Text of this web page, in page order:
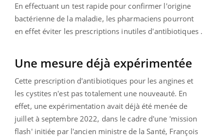
En effectuant un test rapide pour confirmer l'origine
bactérienne de la maladie, les pharmaciens pourront
en effet éviter les prescriptions inutiles d'antibiotiques .
Une mesure déjà expérimentée
Cette prescription d'antibiotiques pour les angines et
les cystites n'est pas totalement une nouveauté. En
effet, une expérimentation avait déjà été menée de
juillet à septembre 2022, dans le cadre d'une 'mission
flash' initiée par l'ancien ministre de la Santé, François